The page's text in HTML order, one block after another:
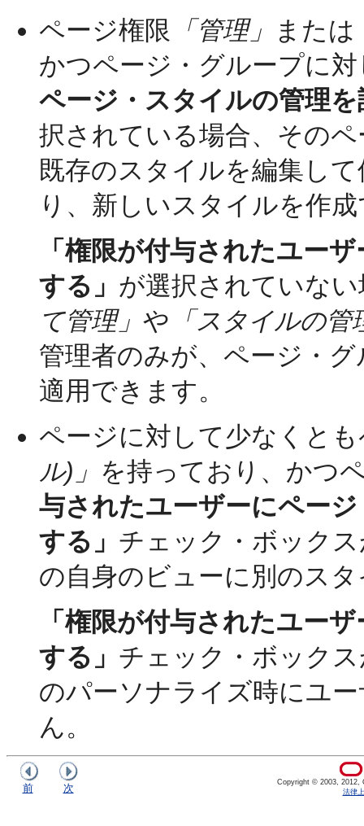
ページ権限 「管理」 または
かつページ・グループに
ページ・スタイルの管理
択されている場合、その
既存のスタイルを編集し
り、新しいスタイルを作
「権限が付与されたユー
する」 が選択されていな
て管理」 や 「スタイルの管
管理者のみが、ページ・
適用できます。
ページに対して少なくと
ル)」 を持っており、かつ
与されたユーザーにペー
する」 チェック・ボック
の自身のビューに別のス
「権限が付与されたユー
する」 チェック・ボック
のパーソナライズ時にユ
ん。
前 次
Copyright © 2003, 2012,
法律